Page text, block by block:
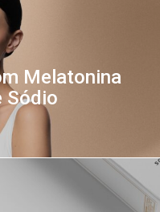
Melatonina
Sódio